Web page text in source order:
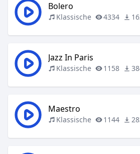
Bolero
Klassische 4334
Jazz In Paris
Klassische 1158
Maestro
Klassische 1144